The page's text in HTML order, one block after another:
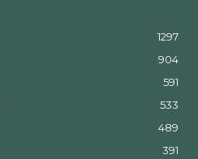
1297
904
591
533
489
391